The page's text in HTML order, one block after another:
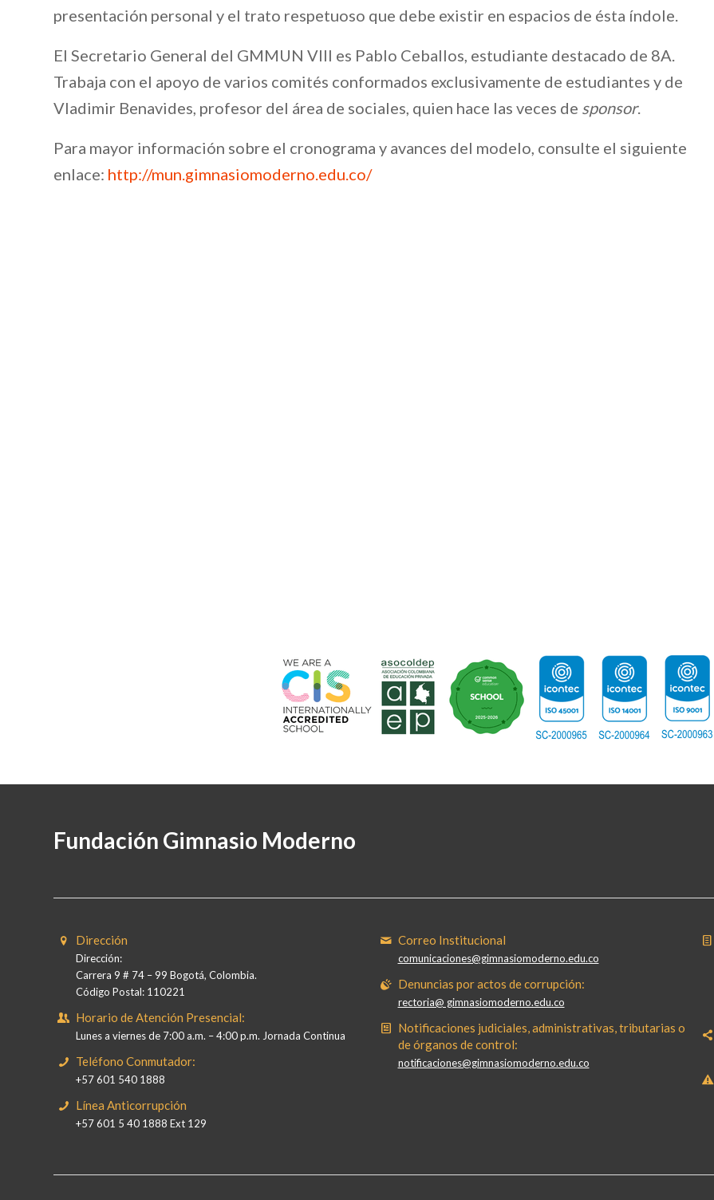
presentación personal y el trato respetuoso que debe existir en espacios de ésta índole.
El Secretario General del GMMUN VIII es Pablo Ceballos, estudiante destacado de 8A.
Trabaja con el apoyo de varios comités conformados exclusivamente de estudiantes y de
Vladimir Benavides, profesor del área de sociales, quien hace las veces de sponsor.
Para mayor información sobre el cronograma y avances del modelo, consulte el siguiente
enlace: http://mun.gimnasiomoderno.edu.co/
Fundación Gimnasio Moderno
Dirección
Dirección:
Carrera 9 # 74 – 99 Bogotá, Colombia.
Código Postal: 110221
Horario de Atención Presencial:
Lunes a viernes de 7:00 a.m. – 4:00 p.m. Jornada Continua
Teléfono Conmutador:
+57 601 540 1888
Línea Anticorrupción
+57 601 5 40 1888 Ext 129
Correo Institucional
comunicaciones@gimnasiomoderno.edu.co
Denuncias por actos de corrupción:
rectoria@ gimnasiomoderno.edu.co
Notificaciones judiciales, administrativas, tributarias o
de órganos de control:
notificaciones@gimnasiomoderno.edu.co